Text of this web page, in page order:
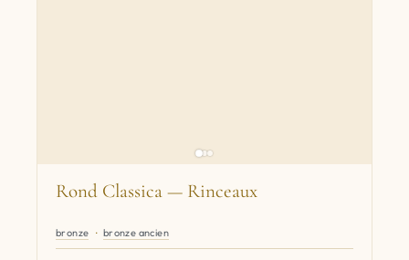
Rond Classica — Rinceaux
bronze bronze ancien